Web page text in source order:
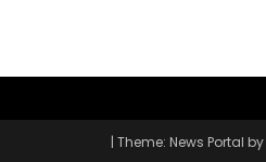
| Theme: News Portal by